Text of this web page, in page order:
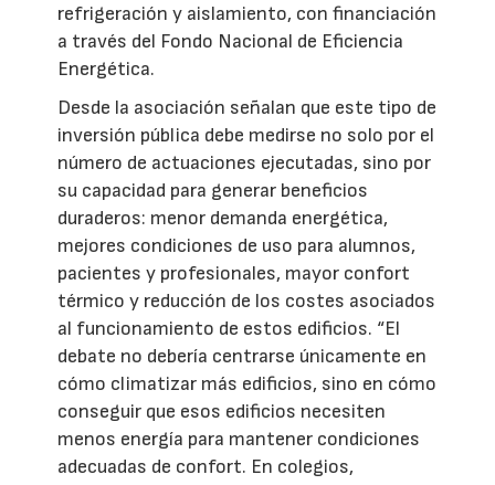
refrigeración y aislamiento, con financiación
a través del Fondo Nacional de Eficiencia
Energética.
Desde la asociación señalan que este tipo de
inversión pública debe medirse no solo por el
número de actuaciones ejecutadas, sino por
su capacidad para generar beneficios
duraderos: menor demanda energética,
mejores condiciones de uso para alumnos,
pacientes y profesionales, mayor confort
térmico y reducción de los costes asociados
al funcionamiento de estos edificios. “El
debate no debería centrarse únicamente en
cómo climatizar más edificios, sino en cómo
conseguir que esos edificios necesiten
menos energía para mantener condiciones
adecuadas de confort. En colegios,